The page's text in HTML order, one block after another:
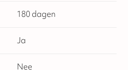
180 dagen
Ja
Nee